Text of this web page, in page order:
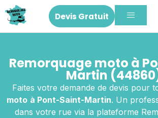
Devis Gratuit
Remorquage moto à
Martin
Faites votre demande de devis pour
moto à Pont-Saint-Martin. Un
dans votre rue via la plateforme